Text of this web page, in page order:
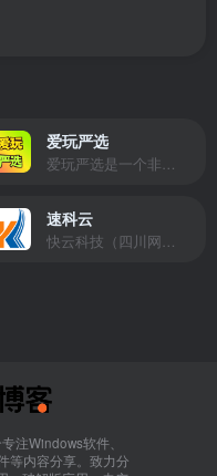
爱玩严选
爱玩严选是一个非常有保障且性价比极高的虚拟商城，包括但不限于苹果证书、技术指导、会员充值等多种虚拟服务！
速科云
快云科技（四川网联快云科技有限公司）成立于2021年，主营互联网业务平台服务提供商。公司专注为用户提供低价高性能云计算产品，致力于云计算应用的易用性开发，并引导云计算在国内普及
注Windows软件、
等内容分享。致力分